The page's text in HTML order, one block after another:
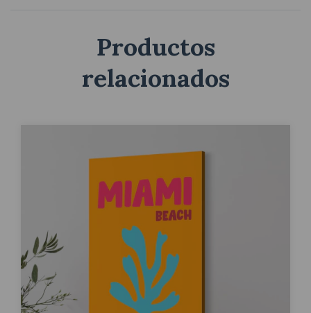
Productos
relacionados